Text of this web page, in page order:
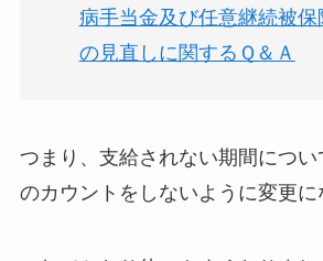
病手当金及び任意継続被保
の見直しに関するＱ＆Ａ
つまり、支給されない期間につい
のカウントをしないように変更に